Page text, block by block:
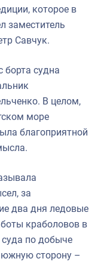
которое в
заместитель
Савчук.
борта судна
В целом,
море
благоприятной
за
два дня ледовые
краболовов в
по добыче
сторону –